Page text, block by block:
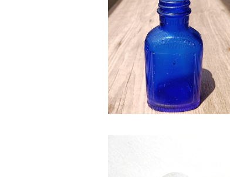
SB-3 シーボトル（コバルトブル
¥2,580